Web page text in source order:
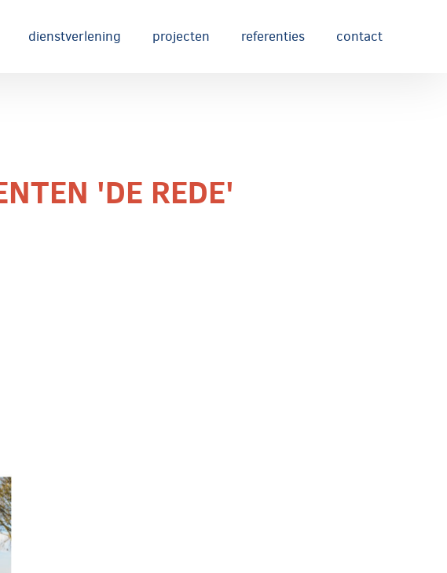
dienstverlening projecten referenties contact
'DE REDE'